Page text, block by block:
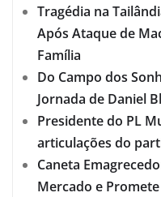
Tragédia na
Após Ataque de
Família
Do Campo dos
Jornada de Daniel
Presidente do PL
articulações do
Caneta
Mercado e